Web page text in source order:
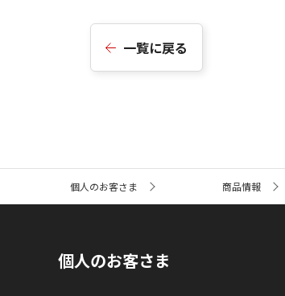
一覧に戻る
ト
個人のお客さま 商品情報
個人のお客さま